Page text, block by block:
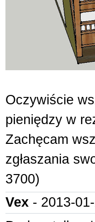
Oczywiście
pieniędzy w
Zachęcam
zgłaszania
3700)
Vex - 2013-